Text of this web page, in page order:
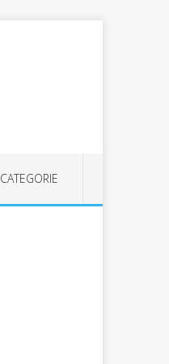
CATEGORIE